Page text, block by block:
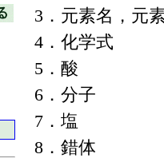
3．元素名，元
4．化学式
5．酸
6．分子
7．塩
8．錯体